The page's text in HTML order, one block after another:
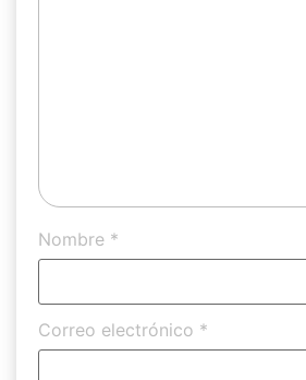
Nombre *
Correo electrónico *